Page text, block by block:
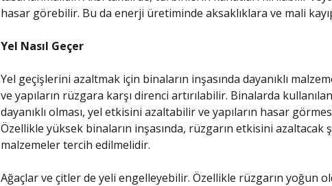
hasar görebilir. Bu da enerji üretiminde aksaklıklara ve mali
Yel Nasıl Geçer
Yel geçişlerini azaltmak için binaların inşasında dayanıklı
ve yapıların rüzgara karşı direnci artırılabilir. Binalarda
dayanıklı olması, yel etkisini azaltabilir ve yapıların hasar
Özellikle yüksek binaların inşasında, rüzgarın etkisini azaltacak
malzemeler tercih edilmelidir.
Ağaçlar ve çitler de yeli engelleyebilir. Özellikle rüzgarın yoğun